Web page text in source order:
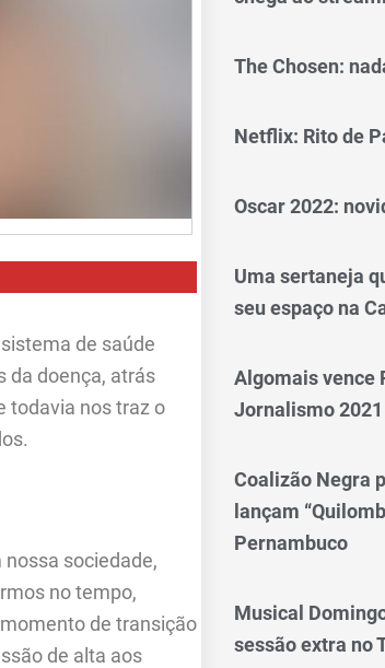
de saúde
da doença, atrás
todavia nos traz o
sociedade,
no tempo,
de transição
de alta aos
The Chosen:
Netflix: Rito de
Oscar 2022:
Uma sertaneja
seu espaço na
Algomais vence
Jornalismo 2021
Coalizão Negra
lançam
Pernambuco
Musical
sessão extra no